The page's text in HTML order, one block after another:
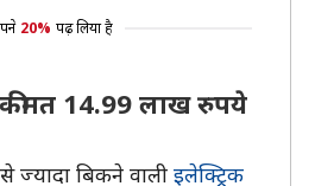
20% पढ़ लिया है
14.99 लाख रुपये
ज्यादा बिकने वाली इलेक्ट्रिक